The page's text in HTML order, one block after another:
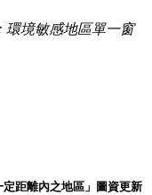
環境敏感地區單一窗
定距離內之地區」圖資更新